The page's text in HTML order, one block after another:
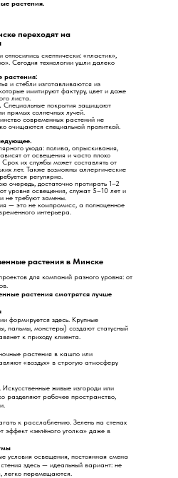
для компаний разного уровня: от
растения смотрятся лучше
формируется здесь. Крупные
пальмы, монстеры) создают статусный
к приходу клиента.
растения в кашпо или
«воздух» в строгую атмосферу
живые изгороди или
разделяют рабочее пространство,
к расслаблению. Зелень на стенах
эффект «зелёного уголка» даже в
условия освещения, постоянная смена
здесь — идеальный вариант: не
легко перемещаются.
растения в Минске
скептически: «пластик»,
Сегодня технологии ушли далеко
растения:
и стебли изготавливаются из
имитируют фактуру, цвет и даже
листа.
Специальные покрытия защищают
прямых солнечных лучей.
современных растений не
очищаются специальной пропиткой.
ухода: полива, опрыскивания,
от освещения и часто плохо
их службы может составлять от
лет. Также возможны аллергические
регулярно.
очередь, достаточно протирать 1–2
уровня освещения, служат 5–10 лет и
не требуют замены.
— это не компромисс, а полноценное
интерьера.
переходят на
растения.